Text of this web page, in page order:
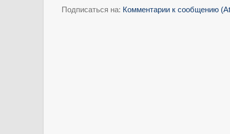
Подписаться на: Комментарии к сообщению